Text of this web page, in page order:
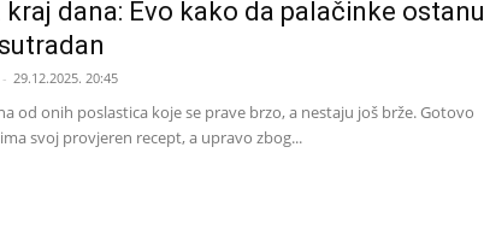
kraj dana: Evo kako da palačinke ostanu
- 29.12.2025. 20:45
od onih poslastica koje se prave brzo, a nestaju još brže. Gotovo
svoj provjeren recept, a upravo zbog...